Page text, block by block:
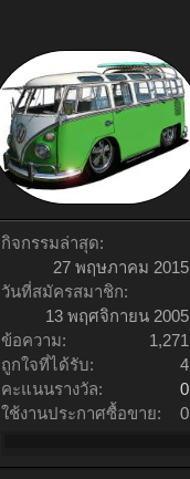
กิจกรรมล่าสุด:
27 พฤษภาคม 2015
วันที่สมัครสมาชิก:
13 พฤศจิกายน 2005
ข้อความ:
1,271
ถูกใจที่ได้รับ:
4
คะแนนรางวัล:
0
ใช้งานประกาศซื้อขาย:
0